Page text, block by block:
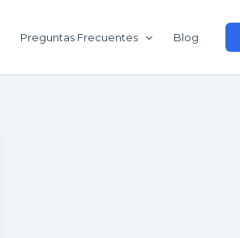
Preguntas Frecuentes Blog